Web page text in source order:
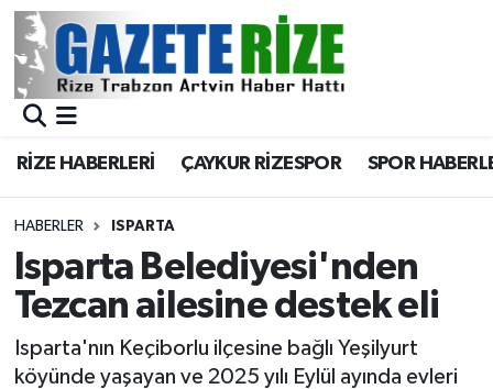
RİZE HABERLERİ ÇAYKUR RİZESPOR SPOR
HABERLER ISPARTA
Isparta Belediyesi'nden
Tezcan ailesine destek eli
Isparta'nın Keçiborlu ilçesine bağlı Yeşilyurt
köyünde yaşayan ve 2025 yılı Eylül ayında evleri
BÖLGEMİZ
Asayiş
Rize Jandarma Komutanlığı
Bilim Teknoloji
Merkez Nöbetçi Eczaneler
Merkez Trafik Yoğunluk Haritası
Süper Lig Puan Durumu ve Fikstür
Tüm Manşetler
Son Dakika Haberleri